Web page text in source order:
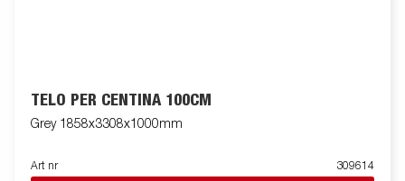
TELO PER CENTINA 100CM
Grey 1858x3308x1000mm
Art nr 309614